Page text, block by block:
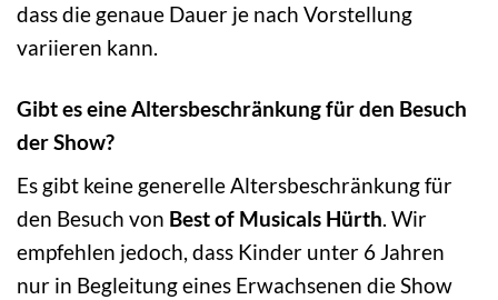
dass die genaue Dauer je nach Vorstellung
variieren kann.
Gibt es eine Altersbeschränkung für den Besuch
der Show?
Es gibt keine generelle Altersbeschränkung für
den Besuch von Best of Musicals Hürth. Wir
empfehlen jedoch, dass Kinder unter 6 Jahren
nur in Begleitung eines Erwachsenen die Show